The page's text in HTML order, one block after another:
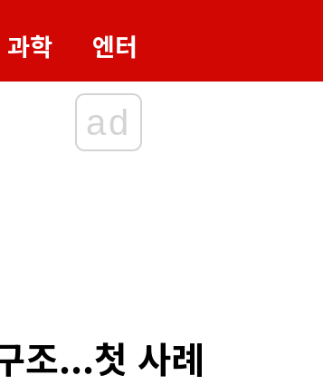
과학 엔터
ad
조...첫 사례